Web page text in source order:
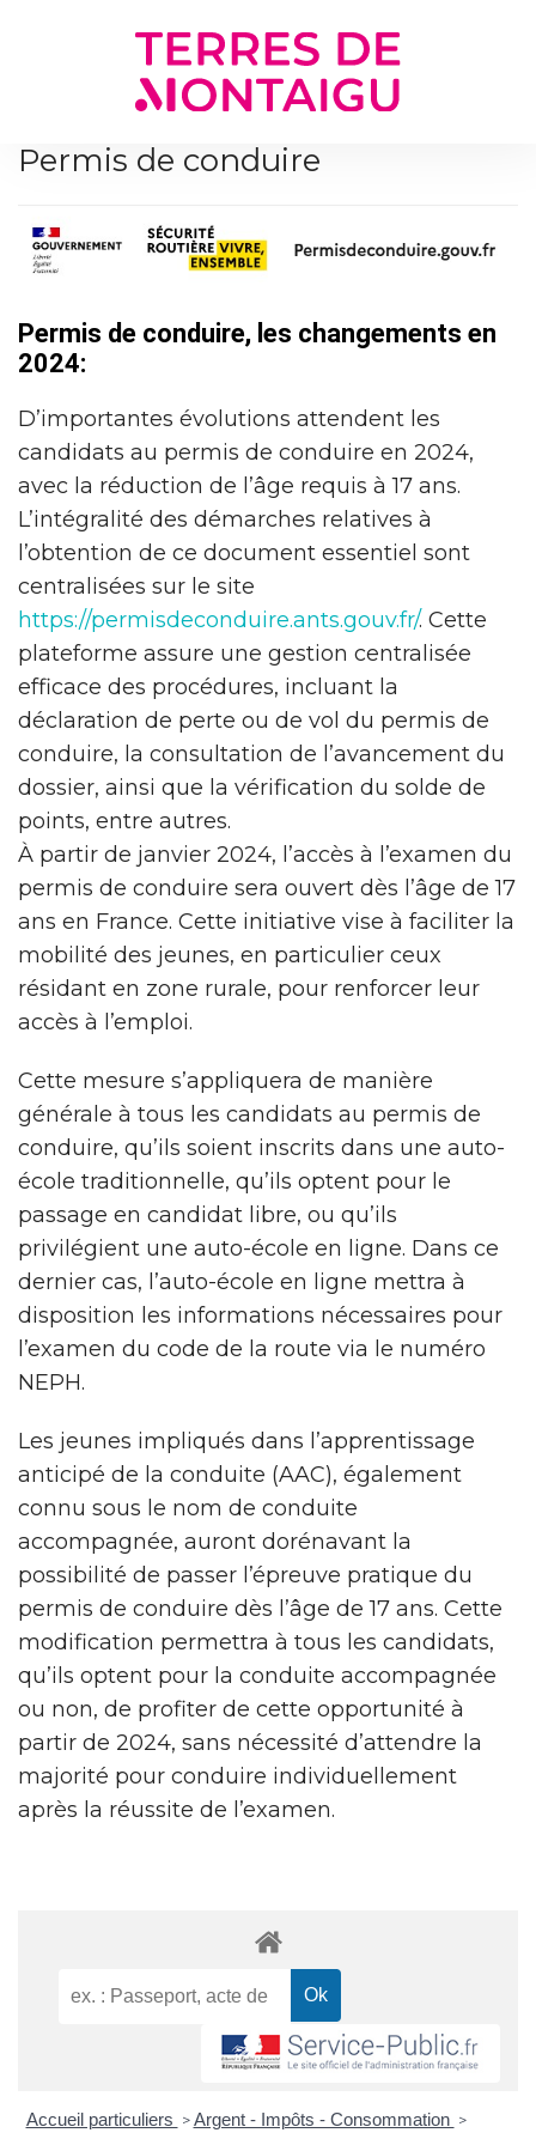
Permis de conduire
Permis de conduire, les changements en
2024:
D’importantes évolutions attendent les
candidats au permis de conduire en 2024,
avec la réduction de l’âge requis à 17 ans.
L’intégralité des démarches relatives à
l’obtention de ce document essentiel sont
centralisées sur le site
https://permisdeconduire.ants.gouv.fr/. Cette
plateforme assure une gestion centralisée
efficace des procédures, incluant la
déclaration de perte ou de vol du permis de
conduire, la consultation de l’avancement du
dossier, ainsi que la vérification du solde de
points, entre autres.
À partir de janvier 2024, l’accès à l’examen du
permis de conduire sera ouvert dès l’âge de 17
ans en France. Cette initiative vise à faciliter la
mobilité des jeunes, en particulier ceux
résidant en zone rurale, pour renforcer leur
accès à l’emploi.
Cette mesure s’appliquera de manière
générale à tous les candidats au permis de
conduire, qu’ils soient inscrits dans une auto-
école traditionnelle, qu’ils optent pour le
passage en candidat libre, ou qu’ils
privilégient une auto-école en ligne. Dans ce
dernier cas, l’auto-école en ligne mettra à
disposition les informations nécessaires pour
l’examen du code de la route via le numéro
NEPH.
Les jeunes impliqués dans l’apprentissage
anticipé de la conduite (AAC), également
connu sous le nom de conduite
accompagnée, auront dorénavant la
possibilité de passer l’épreuve pratique du
permis de conduire dès l’âge de 17 ans. Cette
modification permettra à tous les candidats,
qu’ils optent pour la conduite accompagnée
ou non, de profiter de cette opportunité à
partir de 2024, sans nécessité d’attendre la
majorité pour conduire individuellement
après la réussite de l’examen.
Accueil particuliers > Argent - Impôts - Consommation >